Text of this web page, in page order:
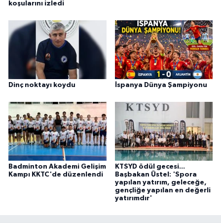
koşularını izledi
Dinç noktayı koydu İspanya Dünya Şampiyonu
Badminton Akademi Gelişim
Kampı KKTC'de düzenlendi
KTSYD ödül gecesi...
Başbakan Üstel: 'Spora
yapılan yatırım, geleceğe,
gençliğe yapılan en değerli
yatırımdır'